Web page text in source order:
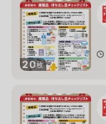
20枚